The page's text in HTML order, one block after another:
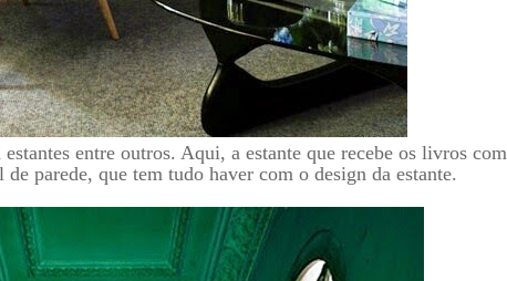
estantes entre outros. Aqui, a estante que recebe os livros com
parede, que tem tudo haver com o design da estante.